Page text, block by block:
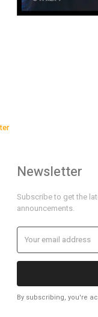
Newsletter
Subscribe to get the
announcements.
By subscribing, you're